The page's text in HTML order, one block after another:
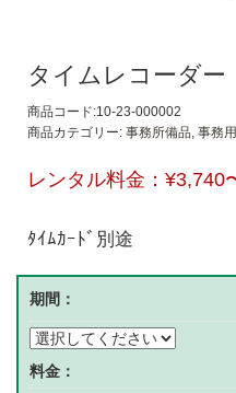
タイムレコーダ
商品コード:10-23-000002
商品カテゴリー: 事務所備品 事務
レンタル料金： ¥3,740
ﾀｲﾑｶｰﾄﾞ別途
期間：
料金：